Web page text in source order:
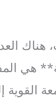
هناك
هي
القوية